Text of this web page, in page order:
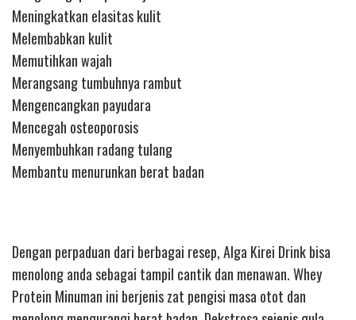
Meningkatkan elasitas kulit
Melembabkan kulit
Memutihkan wajah
Merangsang tumbuhnya rambut
Mengencangkan payudara
Mencegah osteoporosis
Menyembuhkan radang tulang
Membantu menurunkan berat badan
Dengan perpaduan dari berbagai resep, Alga Kirei Drink bisa
menolong anda sebagai tampil cantik dan menawan. Whey
Protein Minuman ini berjenis zat pengisi masa otot dan